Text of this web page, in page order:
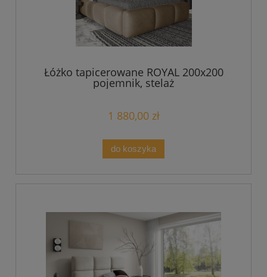
Łóżko tapicerowane ROYAL 200x200
pojemnik, stelaż
1 880,00 zł
do koszyka